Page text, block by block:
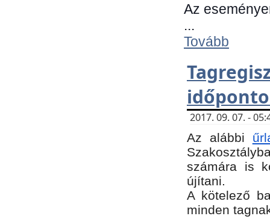
Az
...
Tovább
2017. 09. 07. -
Az alábbi
számára is
újítani.
​A kötelező
minden